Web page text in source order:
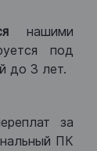
нашими
под
до 3 лет.
за
ПК